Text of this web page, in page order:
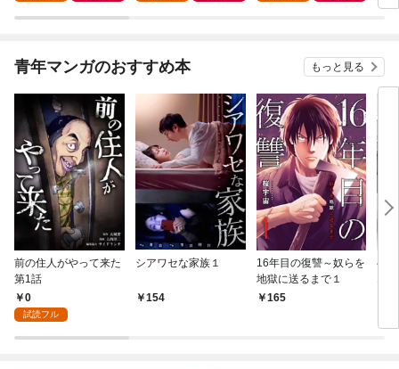
青年マンガのおすすめ本 もっと見る
前の住人がやって来た
第1話
0
試読フル
シアワセな家族１
154
16年目の復讐～奴らを
地獄に送るまで１
165
ベ